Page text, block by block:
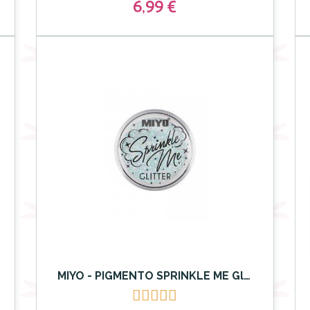
6,99 €
MIYO - PIGMENTO SPRINKLE ME Glitter 16 Blue Note
